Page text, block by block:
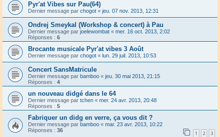
Pyr'at Vibes sur Pau(64)
Dernier message par chogot « jeu. 07 nov. 2013, 12:31
Ondrej Smeykal (Workshop & concert) à Pau
Dernier message par joelewombat « mer. 16 oct. 2013, 2:02
Réponses : 6
Brocante musicale Pyr'at vibes 3 Août
Dernier message par chogot « lun. 29 juil. 2013, 10:53
Concert SansMatricule
Dernier message par bamboo « jeu. 30 mai 2013, 21:15
Réponses : 4
un nouveau didgé dans le 64
Dernier message par tchen « mer. 24 avr. 2013, 20:48
Réponses : 5
Fabriquer un didg en verre, ça vous dit ?
Dernier message par bamboo « mar. 23 avr. 2013, 10:22
Réponses : 36 1 2 3